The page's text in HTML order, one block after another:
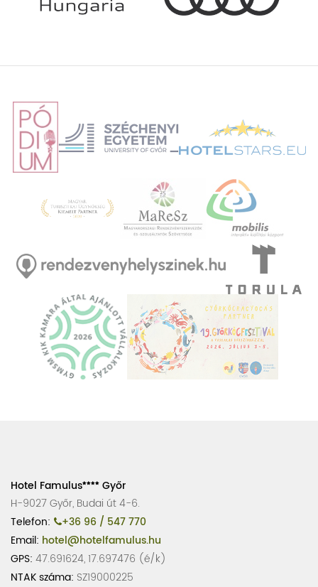
Hotel Famulus
Győr
H-9027 Győr, Budai út 4-6.
Telefon:
+36 96 / 547 770
Email: hotel@hotelfamulus.hu
GPS: 47.691624, 17.697476 (é/k)
NTAK száma: SZ19000225